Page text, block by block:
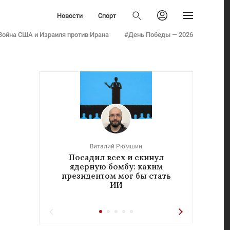
Новости
Спорт
Бизнес
Армия
Наука
Семья и дети
Авто
Стиль
США и Израиля против Ирана #День Победы — 2026
Бизнес
Культура
Технологии
Авто
Стиль
Фото
Инфографика
Виталий Рюмшин
Посадил всех и скинул
ядерную бомбу: каким
президентом мог бы стать
ИИ